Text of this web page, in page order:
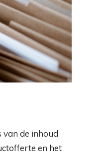
van de inhoud
en het